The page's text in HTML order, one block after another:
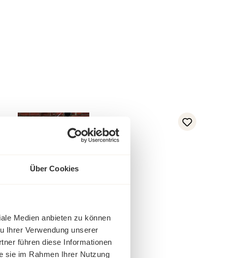
Über Cookies
Medien anbieten zu können
Ihrer Verwendung unserer
führen diese Informationen
sie im Rahmen Ihrer Nutzung
original Industrielampe blau